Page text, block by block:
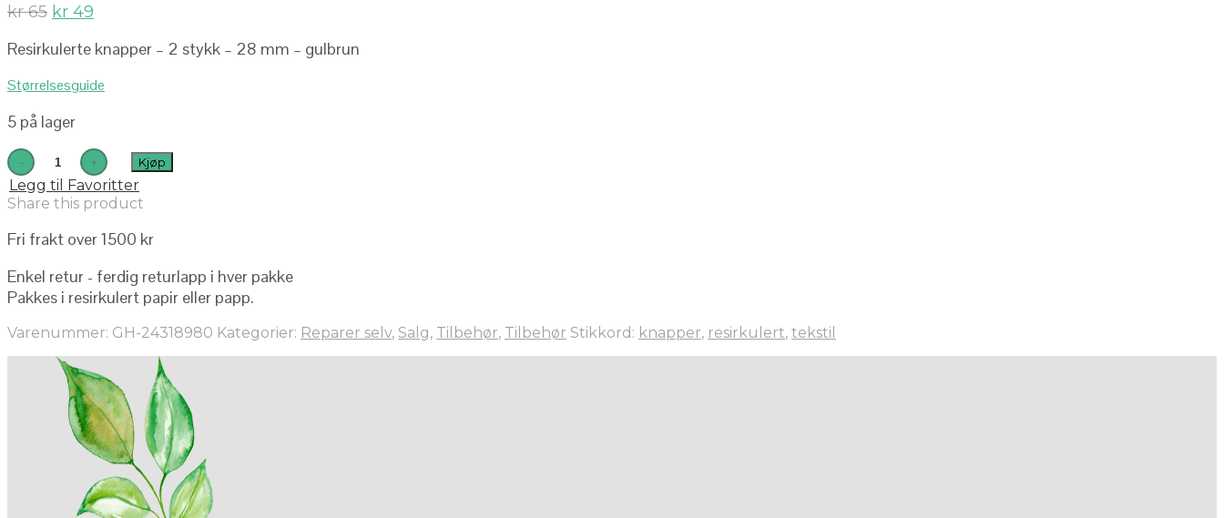
kr65 kr 49
Resirkulerte knapper – 2 stykk – 28 mm – gulbrun
Størrelsesguide
5 på lager
Kjøp
Legg til Favoritter
Share this product
Fri frakt over 1500 kr
Enkel retur - ferdig returlapp i hver pakke
Pakkes i resirkulert papir eller papp.
Varenummer: GH-24318980 Kategorier: Reparer selv, Salg, Tilbehør, Tilbehør Stikkord: knapper, resirkulert, tekstil